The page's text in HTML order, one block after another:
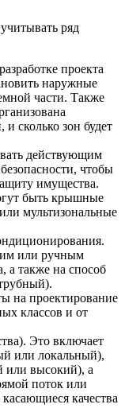
ряд
проекта
наружные
части. Также
сколько зон будет
действующим
чтобы
имущества.
быть крышные
мультизональные
или ручным
а также на способ
на проектирование
классов и от
Это включает
или локальный),
или высокий), а
поток или
качества